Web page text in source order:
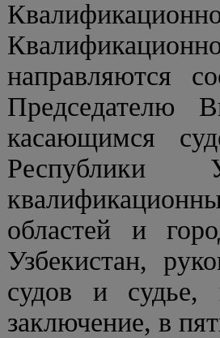
направляются
Председателю
касающимся
Республики
областей и
Узбекистан,
судов и судье,
заключение, в